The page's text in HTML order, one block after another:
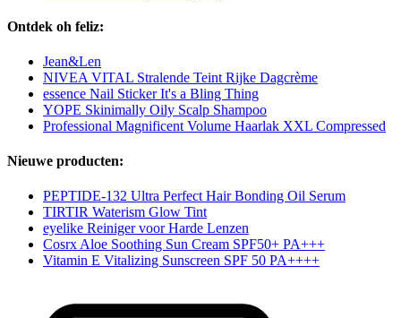
Ontdek oh feliz:
Jean&Len
NIVEA VITAL Stralende Teint Rijke Dagcrème
essence Nail Sticker It's a Bling Thing
YOPE Skinimally Oily Scalp Shampoo
Professional Magnificent Volume Haarlak XXL Compressed
Nieuwe producten:
PEPTIDE-132 Ultra Perfect Hair Bonding Oil Serum
TIRTIR Waterism Glow Tint
eyelike Reiniger voor Harde Lenzen
Cosrx Aloe Soothing Sun Cream SPF50+ PA+++
Vitamin E Vitalizing Sunscreen SPF 50 PA++++